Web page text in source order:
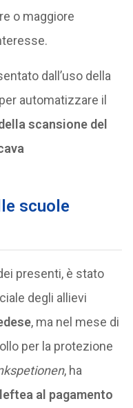
o maggiore
dall’uso della
automatizzare il
scansione del
scuole
presenti, è stato
degli allievi
, ma nel mese di
per la protezione
, ha
al pagamento